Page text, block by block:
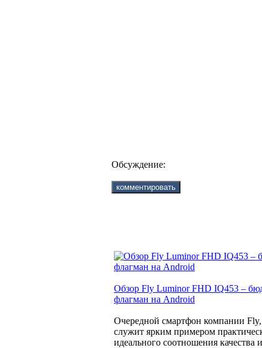
Обсуждение:
Обзор Fly Luminor FHD IQ453 –
флагман на Android
Очередной смартфон компании
служит ярким примером
идеального соотношения качества и